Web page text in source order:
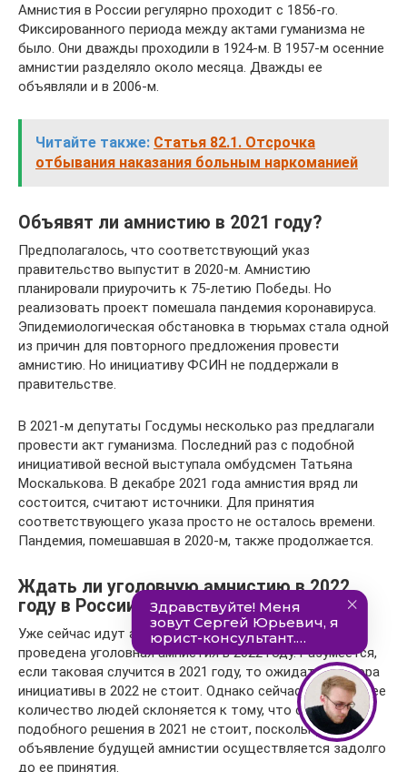
Амнистия в России регулярно проходит с 1856-го.
Фиксированного периода между актами гуманизма не
было. Они дважды проходили в 1924-м. В 1957-м осенние
амнистии разделяло около месяца. Дважды ее
объявляли и в 2006-м.
Читайте также: Статья 82.1. Отсрочка
отбывания наказания больным наркоманией
Объявят ли амнистию в 2021 году?
Предполагалось, что соответствующий указ
правительство выпустит в 2020-м. Амнистию
планировали приурочить к 75-летию Победы. Но
реализовать проект помешала пандемия коронавируса.
Эпидемиологическая обстановка в тюрьмах стала одной
из причин для повторного предложения провести
амнистию. Но инициативу ФСИН не поддержали в
правительстве.
В 2021-м депутаты Госдумы несколько раз предлагали
провести акт гуманизма. Последний раз с подобной
инициативой весной выступала омбудсмен Татьяна
Москалькова. В декабре 2021 года амнистия вряд ли
состоится, считают источники. Для принятия
соответствующего указа просто не осталось времени.
Пандемия, помешавшая в 2020-м, также продолжается.
Ждать ли уголовную амнистию в 2022
году в России
Уже сейчас идут активные споры о том, будет ли
проведена уголовная амнистия в 2022 году. Разумеется,
если таковая случится в 2021 году, то ожидать повтора
инициативы в 2022 не стоит. Однако сейчас все большее
количество людей склоняется к тому, что ожидать
подобного решения в 2021 не стоит, поскольку
объявление будущей амнистии осуществляется задолго
до ее принятия.